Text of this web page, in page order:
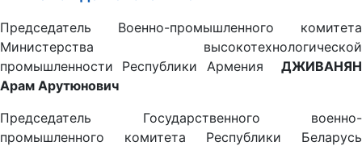
Председатель Военно-промышленного комитета
Министерства высокотехнологической
промышленности Республики Армения ДЖИВАНЯН
Арам Арутюнович
Председатель Государственного военно-
промышленного комитета Республики Беларусь